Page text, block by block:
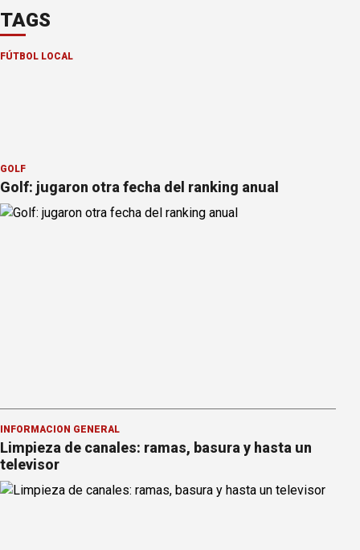
TAGS
FÚTBOL LOCAL
GOLF
Golf: jugaron otra fecha del ranking anual
INFORMACION GENERAL
Limpieza de canales: ramas, basura y hasta un
televisor